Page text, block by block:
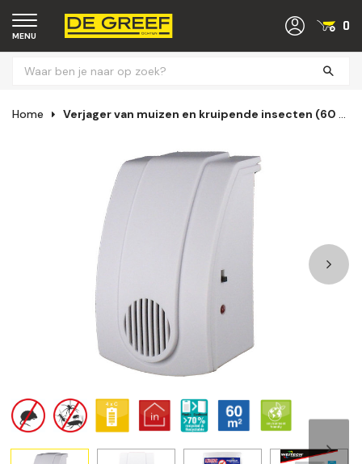
MENU
0
Home Verjager van muizen en kruipende insecten (60 m²)